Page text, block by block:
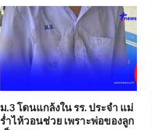
ม.3 โดนแกล้งใน รร. ประจำ แม่
ร่ำไห้วอนช่วย เพราะพ่อของลูก